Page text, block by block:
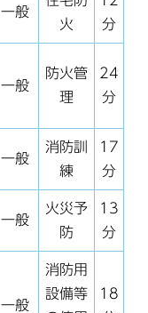
一般
火
分
一般
防火管
理
24
分
一般
消防訓
練
17
分
一般
火災予
防
13
分
一般
消防用
設備等
18